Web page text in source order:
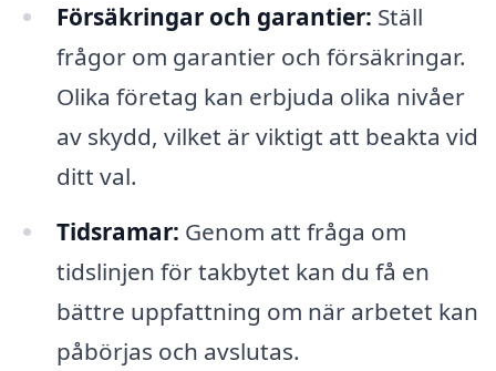
Försäkringar och garantier: Ställ
frågor om garantier och försäkringar.
Olika företag kan erbjuda olika nivåer
av skydd, vilket är viktigt att beakta vid
ditt val.
Tidsramar: Genom att fråga om
tidslinjen för takbytet kan du få en
bättre uppfattning om när arbetet kan
påbörjas och avslutas.